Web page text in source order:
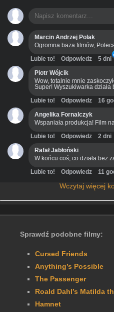
Marcin Andrzej Polak
Ogromna baza filmów,
Lubie to! Odpowiedz
5 dni
Piotr Wójcik
Wow, totalnie mnie
Super! Wyszukiwarka działa
Lubie to! Odpowiedz
16
Angelika Fornalczyk
Wspaniała produkcja! Film
Lubie to! Odpowiedz
2 dni
Rafał Jabłoński
W końcu coś, co działa bez
Lubie to! Odpowiedz 11
Wczytaj więcej
Sprawdź podobne filmy:
Cursed Friends
Anything’s Possible
The Passenger
Roald Dahl’s Matilda
Hamnet